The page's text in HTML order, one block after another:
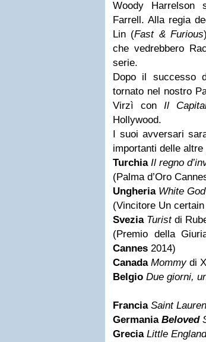
Woody Harrelson
Farrell. Alla regia
Lin (Fast & Furious
che vedrebbero
serie.
Dopo il successo
tornato nel nostro
Virzì con Il
Hollywood.
I suoi avversari
importanti delle altre
Turchia Il regno
(Palma d’Oro
Ungheria White God
(Vincitore Un
Svezia Turistdi
(Premio della
Cannes 2014)
Canada Mommy di
Belgio Due giorni,
Francia Saint
Germania Beloved
Grecia Little England